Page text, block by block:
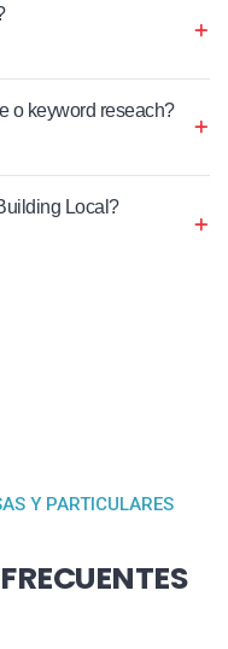
o keyword reseach?
Local?
Y PARTICULARES